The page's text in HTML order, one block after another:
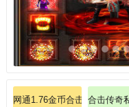
网通1.76金币合击：基于网
合击传奇